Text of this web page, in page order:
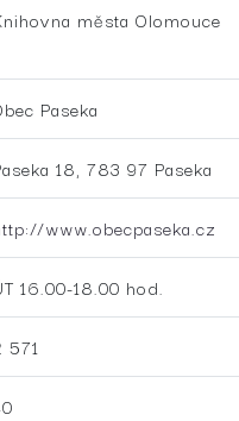
města Olomouce
Paseka
18, 783 97 Paseka
www.obecpaseka.cz
16.00-18.00 hod.
571